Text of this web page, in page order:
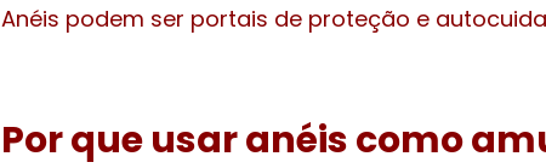
Anéis podem ser portais de proteção e
Por que usar anéis como